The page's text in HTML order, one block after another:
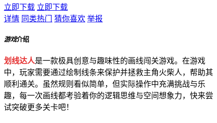
立即下载 立即下载
详情 同类热门 猜你喜欢 举报
游戏介绍
划线达人是一款极具创意与趣味性的画线闯关游戏。在游戏
中，玩家需要通过绘制线条来保护并拯救主角火柴人，帮助其
顺利通关。虽然规则看似简单，但实际操作中充满挑战与乐
趣，每一次画线都考验着你的逻辑思维与空间想象力，快来尝
试突破更多关卡吧！